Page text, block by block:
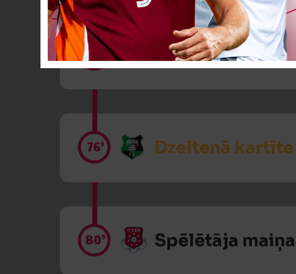
66’ Spēlētāja maiņa
76’ Dzeltenā kartīte
80’ Spēlētāja maiņa